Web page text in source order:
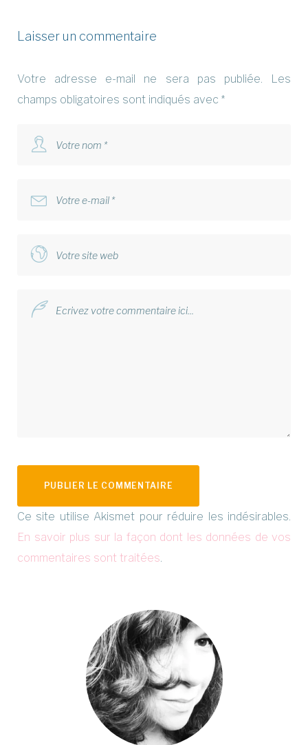
Laisser un commentaire
Votre adresse e-mail ne sera pas publiée.
Les
champs obligatoires sont indiqués avec *
Ce site utilise Akismet pour réduire les indésirables.
En savoir plus sur la façon dont les données de vos
commentaires sont traitées.